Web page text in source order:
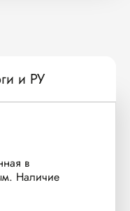
и РУ
в
Наличие